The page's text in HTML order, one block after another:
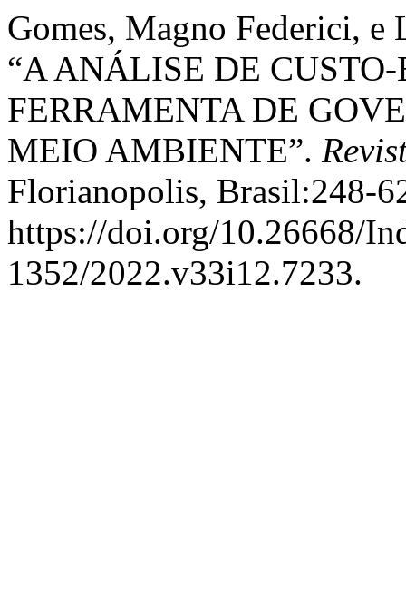
Gomes, Magno Federici,
“A ANÁLISE DE
FERRAMENTA DE
MEIO AMBIENTE”.
Florianopolis, Brasil:248-
https://doi.org/10.26668/
1352/2022.v33i12.7233.